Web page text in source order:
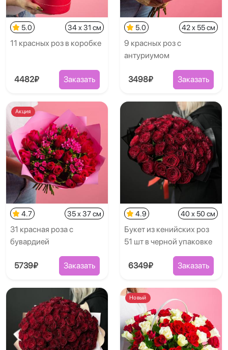
5.0 34 x 31 см
11 красных роз в коробке
4482₽ Заказать
5.0 42 x 55 см
9 красных роз с
антуриумом
3498₽ Заказать
Акция
4.7 35 x 37 см
31 красная роза с
бувардией
5739₽ Заказать
4.9 40 x 50 см
Букет из кенийских роз
51 шт в черной упаковке
6349₽ Заказать
Новый